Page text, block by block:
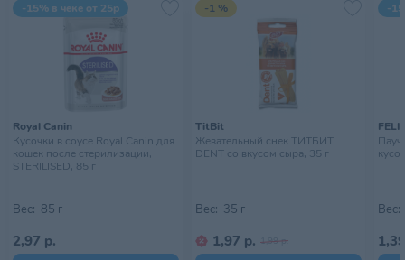
-15% в чеке от 25р
Royal Canin
Кусочки в соусе Royal Canin для
кошек после стерилизации,
STERILISED, 85 г
Вес: 85 г
2,97 р.
-1 %
TitBit
Жевательный снек ТИТБИТ
DENT со вкусом сыра, 35 г
Вес: 35 г
1,97 р. 1,99 р.
-
Вес: